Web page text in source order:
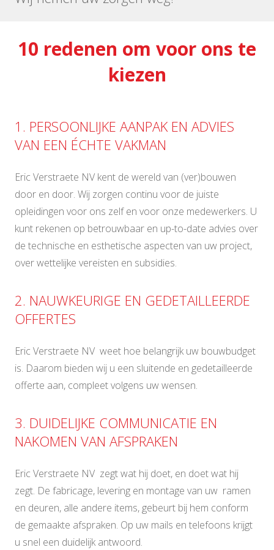
10 redenen om voor ons te
kiezen
1. PERSOONLIJKE AANPAK EN ADVIES
VAN EEN ÉCHTE VAKMAN
Eric Verstraete NV kent de wereld van (ver)bouwen
door en door. Wij zorgen continu voor de juiste
opleidingen voor ons zelf en voor onze medewerkers. U
kunt rekenen op betrouwbaar en up-to-date advies over
de technische en esthetische aspecten van uw project,
over wettelijke vereisten en subsidies.
2. NAUWKEURIGE EN GEDETAILLEERDE
OFFERTES
Eric Verstraete NV weet hoe belangrijk uw bouwbudget
is. Daarom bieden wij u een sluitende en gedetailleerde
offerte aan, compleet volgens uw wensen.
3. DUIDELIJKE COMMUNICATIE EN
NAKOMEN VAN AFSPRAKEN
Eric Verstraete NV zegt wat hij doet, en doet wat hij
zegt. De fabricage, levering en montage van uw ramen
en deuren, alle andere items, gebeurt bij hem conform
de gemaakte afspraken. Op uw mails en telefoons krijgt
u snel een duidelijk antwoord.